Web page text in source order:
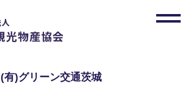
(有)グリーン交通茨城